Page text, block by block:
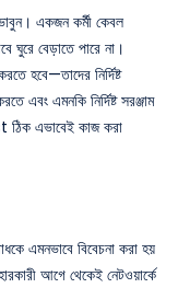
একজন কর্মী কেবল
ঘুরে বেড়াতে পারে না।
হবে—তাদের নির্দিষ্ট
এবং এমনকি নির্দিষ্ট সরঞ্জাম
এভাবেই কাজ করা
এমনভাবে বিবেচনা করা হয়
আগে থেকেই নেটওয়ার্কে